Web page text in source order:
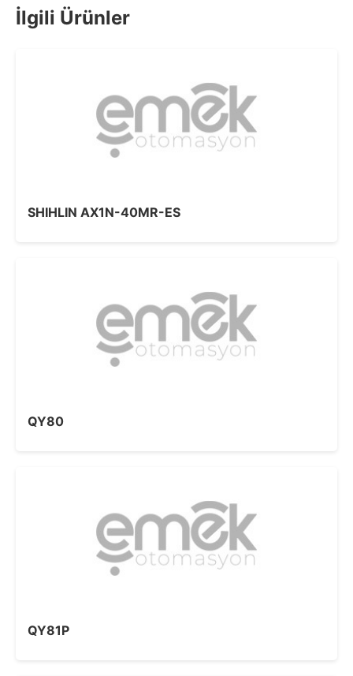
İlgili Ürünler
SHIHLIN AX1N-40MR-ES
QY80
QY81P